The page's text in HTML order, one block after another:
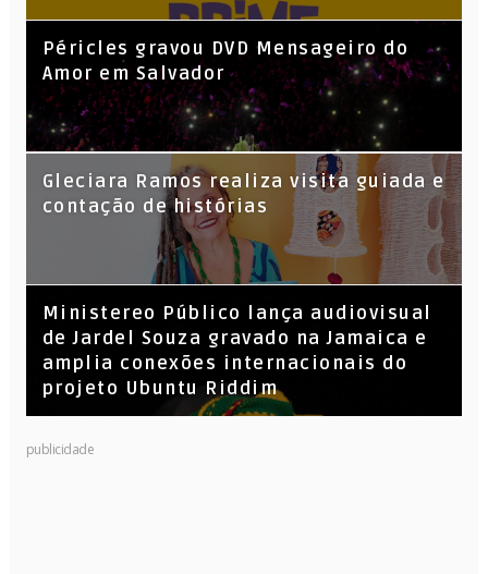
Péricles gravou DVD Mensageiro do
Amor em Salvador
KL Jay (Racionais MC’s), DJ Raíz e DJ
Leandro Vitrola na BIGSHAKE 14
Gleciara Ramos realiza visita guiada e
contação de histórias
​Ministereo Público lança audiovisual
de Jardel Souza gravado na Jamaica e
amplia conexões internacionais do
projeto Ubuntu Riddim
publicidade